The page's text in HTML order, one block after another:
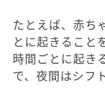
たとえば、赤ち
とに起きること
時間ごとに起き
で、夜間はシフ